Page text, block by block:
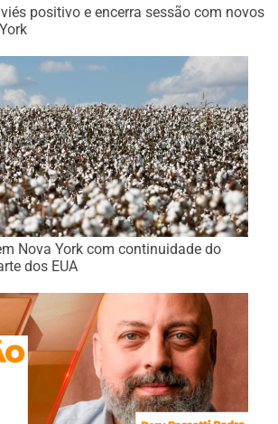
positivo e encerra sessão com novos
Nova York com continuidade do
dos EUA